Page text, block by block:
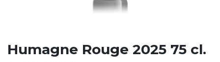
Humagne Rouge 2025 75 cl.